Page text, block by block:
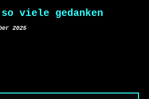
viele gedanken
2025